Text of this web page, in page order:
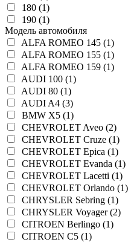
180 (1)
190 (1)
Модель автомобиля
ALFA ROMEO 145 (1)
ALFA ROMEO 155 (1)
ALFA ROMEO 159 (1)
AUDI 100 (1)
AUDI 80 (1)
AUDI A4 (3)
BMW X5 (1)
CHEVROLET Aveo (2)
CHEVROLET Cruze (1)
CHEVROLET Epica (1)
CHEVROLET Evanda (1)
CHEVROLET Lacetti (1)
CHEVROLET Orlando (1)
CHRYSLER Sebring (1)
CHRYSLER Voyager (2)
CITROEN Berlingo (1)
CITROEN C5 (1)